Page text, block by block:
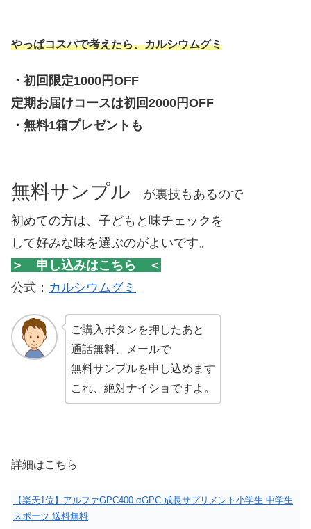
やっぱコスパで考えたら、カルシウムグミ
・初回限定1000円OFF
定期お届けコースは初回2000円OFF
・無料1箱プレゼントも
無料サンプル が裏技もあるので
初めての方は、子どもと味チェックを
して好みな味を選ぶのがよいです。
＞ 申し込みはこちら ＜
公式： カルシウムグミ
ご購入ボタンを押したあと
通話無料、メールで
無料サンプルを申し込めます
これ、絶対ナイショですよ。
詳細はこちら
【楽天1位】アルファGPC400 αGPC 成長サプリメント小学生 中学生
スポーツ 送料無料